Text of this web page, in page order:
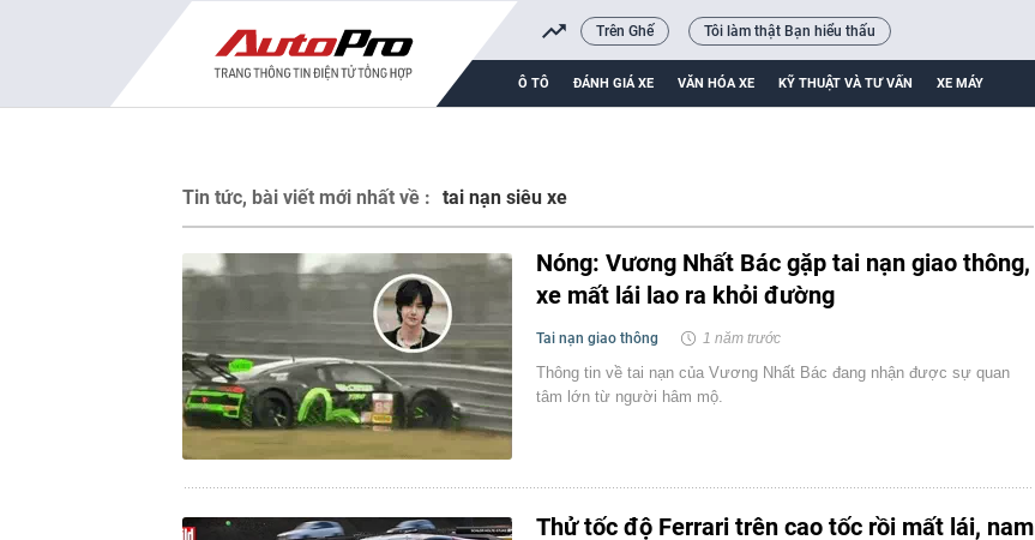
Trên Ghế Tôi làm thật Bạn hiểu thấu
Ô TÔ ĐÁNH GIÁ XE VĂN HÓA XE KỸ THUẬT VÀ TƯ VẤN XE MÁY
Tin tức, bài viết mới nhất về : tai nạn siêu xe
Nóng: Vương Nhất Bác gặp tai nạn giao thông,
xe mất lái lao ra khỏi đường
Tai nạn giao thông 1 năm trước
Thông tin về tai nạn của Vương Nhất Bác đang nhận được sự quan
tâm lớn từ người hâm mộ.
Thử tốc độ Ferrari trên cao tốc rồi mất lái, nam